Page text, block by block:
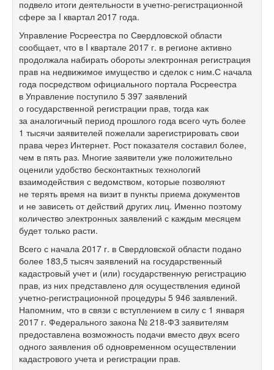
подвело итоги деятельности в учетно-регистрационной
сфере за I квартал 2017 года.
Управление Росреестра по Свердловской области
сообщает, что в I квартале 2017 г. в регионе активно
продолжала набирать обороты электронная регистрация
прав на недвижимое имущество и сделок с ним.С начала
года посредством официального портала Росреестра
в Управление поступило 5 397 заявлений
о государственной регистрации прав, тогда как
за аналогичный период прошлого года всего чуть более
1 тысячи заявителей пожелали зарегистрировать свои
права через Интернет. Рост показателя составил более,
чем в пять раз. Многие заявители уже положительно
оценили удобство бесконтактных технологий
взаимодействия с ведомством, которые позволяют
не терять время на визит в пункты приема документов
и не зависеть от действий других лиц. Именно поэтому
количество электронных заявлений с каждым месяцем
будет только расти.
Всего с начала 2017 г. в Свердловской области подано
более 183,5 тысяч заявлений на государственный
кадастровый учет и (или) государственную регистрацию
прав, из них представлено для осуществления единой
учетно-регистрационной процедуры 5 946 заявлений.
Напомним, что в связи с вступлением в силу с 1 января
2017 г. Федерального закона № 218-ФЗ заявителям
предоставлена возможность подачи вместо двух всего
одного заявления об одновременном осуществлении
кадастрового учета и регистрации прав.